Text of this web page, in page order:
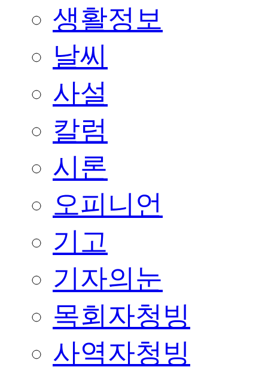
생활정보
날씨
사설
칼럼
시론
오피니언
기고
기자의눈
목회자청빙
사역자청빙